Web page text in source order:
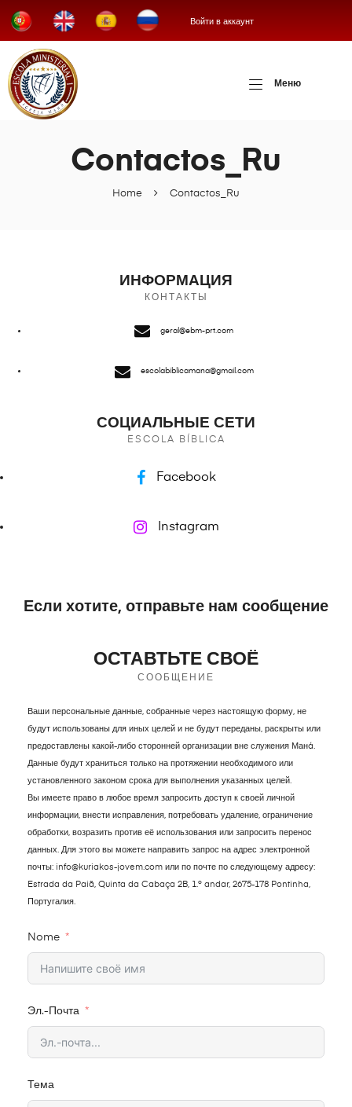
Войти в аккаунт
Меню
Home Contactos_Ru
Contactos_Ru
ИНФОРМАЦИЯ
КОНТАКТЫ
geral@ebm-prt.com
escolabiblicamana@gmail.com
СОЦИАЛЬНЫЕ СЕТИ
ESCOLA BÍBLICA
Facebook
Instagram
Если хотите, отправьте нам сообщение
ОСТАВТЬТЕ СВОЁ
СООБЩЕНИЕ
Ваши персональные данные, собранные через настоящую форму, не
будут использованы для иных целей и не будут переданы, раскрыты или
предоставлены какой-либо сторонней организации вне служения Манá.
Данные будут храниться только на протяжении необходимого или
установленного законом срока для выполнения указанных целей.
Вы имеете право в любое время запросить доступ к своей личной
информации, внести исправления, потребовать удаление, ограничение
обработки, возразить против её использования или запросить перенос
данных. Для этого вы можете направить запрос на адрес электронной
почты: info@kuriakos-jovem.com или по почте по следующему адресу:
Estrada da Paiã, Quinta da Cabaça 2B, 1.º andar, 2675-178 Pontinha,
Португалия.
Nome
Эл.-Почта
Тема